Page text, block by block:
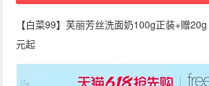
【白菜99】芙丽芳丝洗面奶100g正装+赠20g
元起